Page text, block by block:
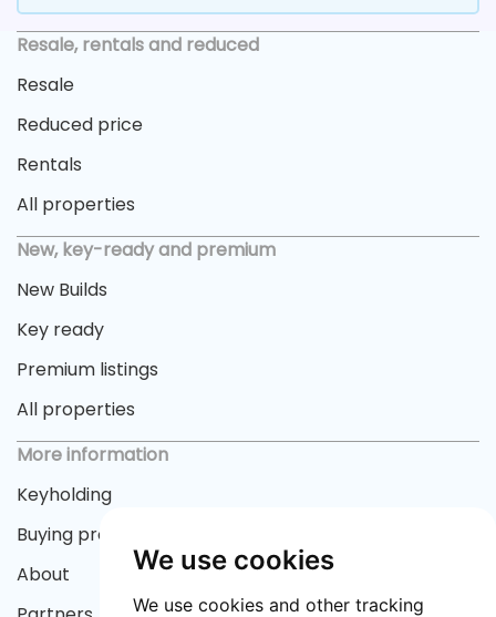
We use cookies
We use cookies and other tracking
Resale, rentals and reduced
Resale
Reduced price
Rentals
All properties
New, key-ready and premium
New Builds
Key ready
Premium listings
All properties
More information
Keyholding
Buying process
About